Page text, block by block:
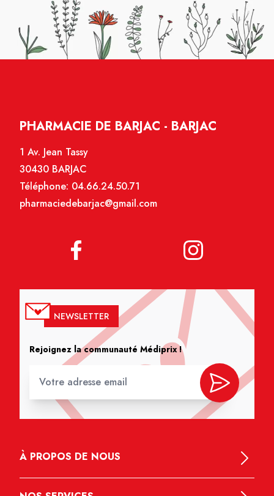
PHARMACIE DE BARJAC - BARJAC
1 Av. Jean Tassy
30430 BARJAC
Téléphone: 04.66.24.50.71
pharmaciedebarjac@gmail.com
NEWSLETTER
Rejoignez la communauté Médiprix !
À PROPOS DE NOUS